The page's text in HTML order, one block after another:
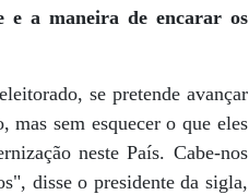
e a maneira de encarar os
se pretende avançar
sem esquecer o que eles
neste País. Cabe-nos
disse o presidente da sigla,